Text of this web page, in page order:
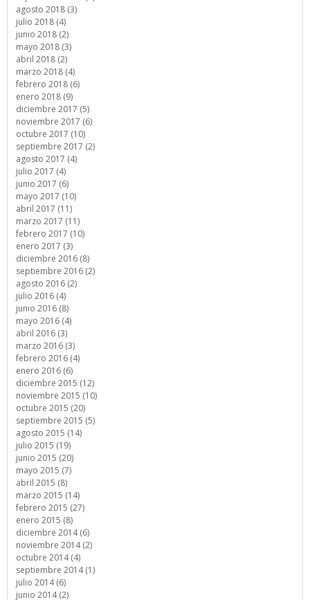
agosto 2018 (3)
julio 2018 (4)
junio 2018 (2)
mayo 2018 (3)
abril 2018 (2)
marzo 2018 (4)
febrero 2018 (6)
enero 2018 (9)
diciembre 2017 (5)
noviembre 2017 (6)
octubre 2017 (10)
septiembre 2017 (2)
agosto 2017 (4)
julio 2017 (4)
junio 2017 (6)
mayo 2017 (10)
abril 2017 (11)
marzo 2017 (11)
febrero 2017 (10)
enero 2017 (3)
diciembre 2016 (8)
septiembre 2016 (2)
agosto 2016 (2)
julio 2016 (4)
junio 2016 (8)
mayo 2016 (4)
abril 2016 (3)
marzo 2016 (3)
febrero 2016 (4)
enero 2016 (6)
diciembre 2015 (12)
noviembre 2015 (10)
octubre 2015 (20)
septiembre 2015 (5)
agosto 2015 (14)
julio 2015 (19)
junio 2015 (20)
mayo 2015 (7)
abril 2015 (8)
marzo 2015 (14)
febrero 2015 (27)
enero 2015 (8)
diciembre 2014 (6)
noviembre 2014 (2)
octubre 2014 (4)
septiembre 2014 (1)
julio 2014 (6)
junio 2014 (2)